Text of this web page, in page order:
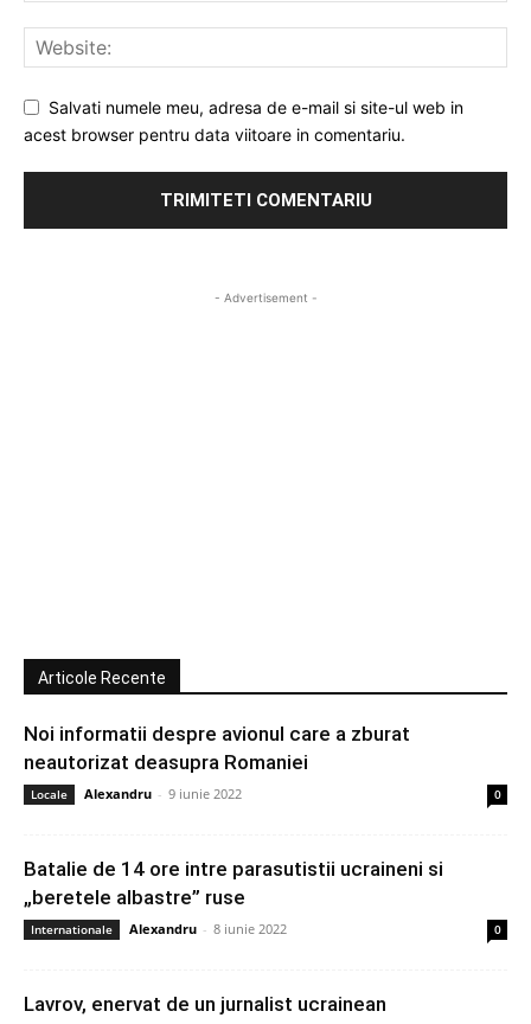
Salvati numele meu, adresa de e-mail si site-ul web in
acest browser pentru data viitoare in comentariu.
- Advertisement -
Articole Recente
Noi informatii despre avionul care a zburat
neautorizat deasupra Romaniei
Locale Alexandru - 9 iunie 2022 0
Batalie de 14 ore intre parasutistii ucraineni si
„beretele albastre” ruse
Internationale Alexandru - 8 iunie 2022 0
Lavrov, enervat de un jurnalist ucrainean